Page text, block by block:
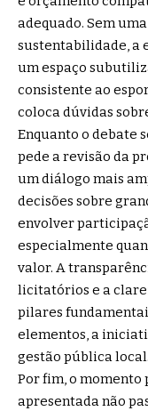
adequado. Sem
sustentabilidade, a
um espaço
consistente ao
coloca dúvidas
Enquanto o debate
pede a revisão da
um diálogo mais
decisões sobre
envolver
especialmente
valor. A
licitatórios e a
pilares
elementos, a
gestão pública local.
Por fim, o
apresentada não